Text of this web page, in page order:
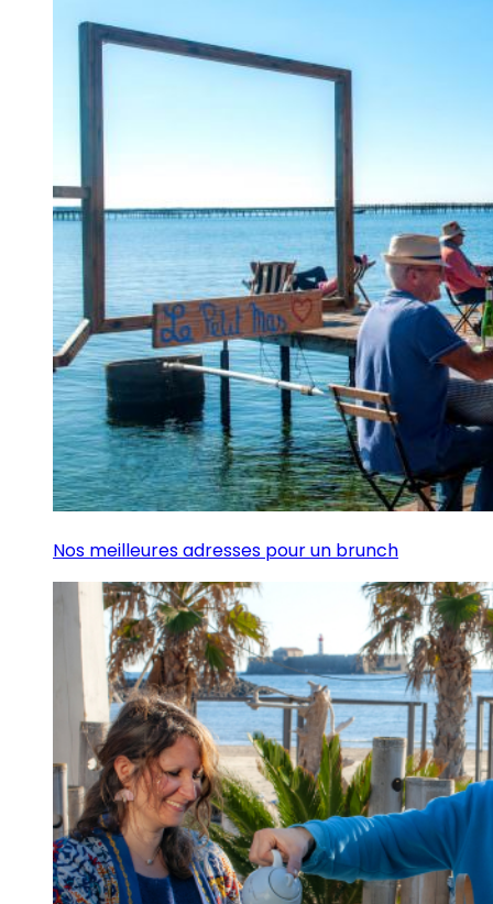
Nos meilleures adresses pour un brunch